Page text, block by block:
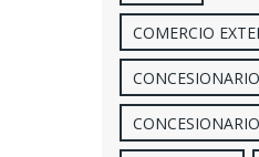
COMERCIO
CONCESIONARIO